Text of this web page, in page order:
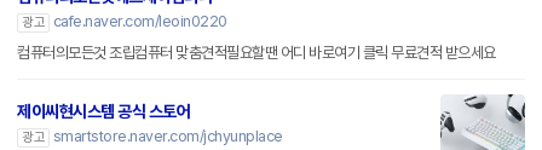
광고
cafe.naver.com/leoin0220
컴퓨터의모든것 조립컴퓨터 맞춤견적필요할땐 어디 바로여기 클릭 무료견적 받으세요
제이씨현시스템 공식 스토어
광고 smartstore.naver.com/jchyunplace